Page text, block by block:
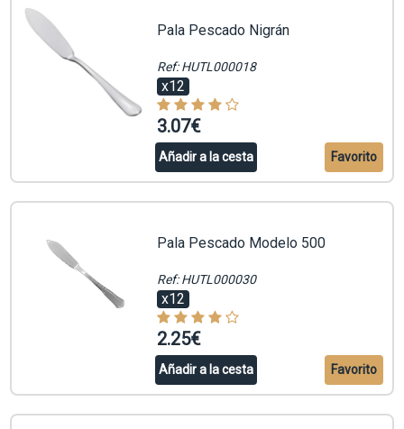
Pala Pescado Nigrán
Ref: HUTL000018
x12
3.07€
Añadir a la cesta Favorito
Pala Pescado Modelo 500
Ref: HUTL000030
x12
2.25€
Añadir a la cesta Favorito